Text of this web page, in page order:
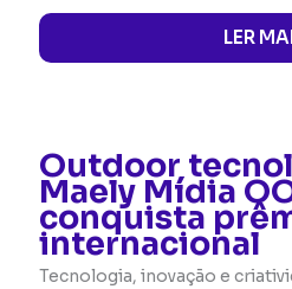
LER
Outdoor
Maely Mídia
conquista
internacional
Tecnologia, inovação e